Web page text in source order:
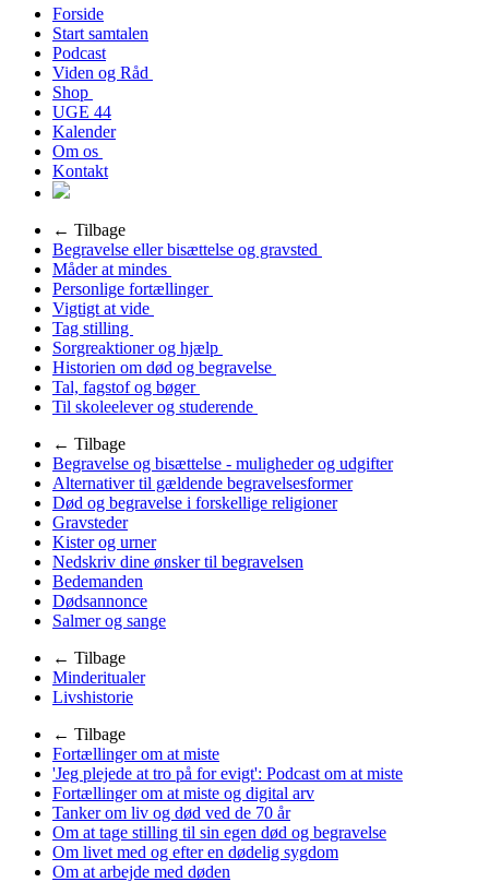
Forside
Start samtalen
Podcast
Viden og Råd
Shop
UGE 44
Kalender
Om os
Kontakt
← Tilbage
Begravelse eller bisættelse og gravsted
Måder at mindes
Personlige fortællinger
Vigtigt at vide
Tag stilling
Sorgreaktioner og hjælp
Historien om død og begravelse
Tal, fagstof og bøger
Til skoleelever og studerende
← Tilbage
Begravelse og bisættelse - muligheder og udgifter
Alternativer til gældende begravelsesformer
Død og begravelse i forskellige religioner
Gravsteder
Kister og urner
Nedskriv dine ønsker til begravelsen
Bedemanden
Dødsannonce
Salmer og sange
← Tilbage
Minderitualer
Livshistorie
← Tilbage
Fortællinger om at miste
'Jeg plejede at tro på for evigt': Podcast om at miste
Fortællinger om at miste og digital arv
Tanker om liv og død ved de 70 år
Om at tage stilling til sin egen død og begravelse
Om livet med og efter en dødelig sygdom
Om at arbejde med døden